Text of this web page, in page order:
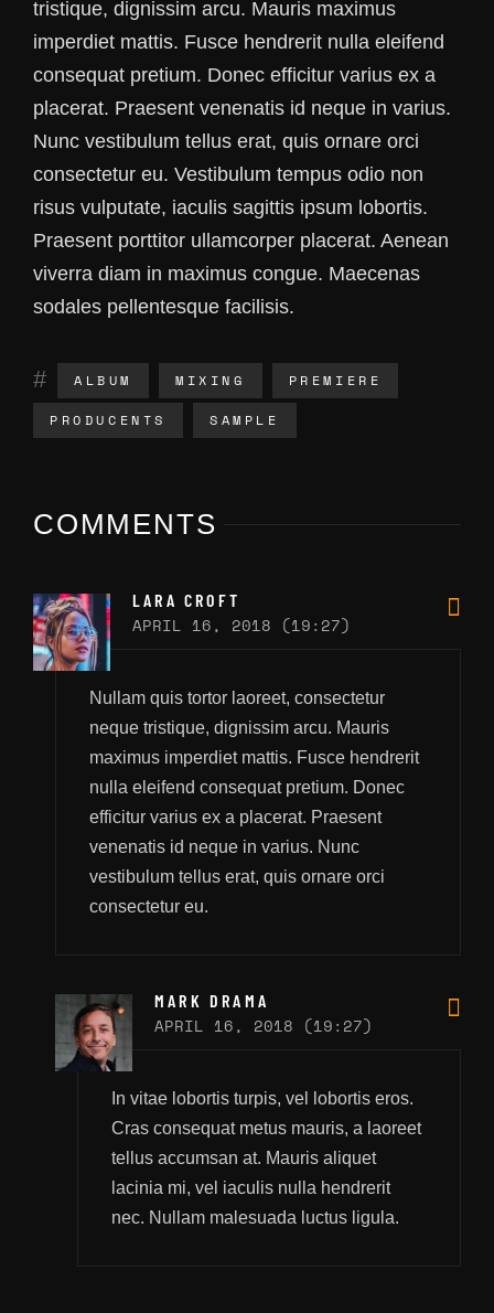
tristique, dignissim arcu. Mauris maximus
imperdiet mattis. Fusce hendrerit nulla eleifend
consequat pretium. Donec efficitur varius ex a
placerat. Praesent venenatis id neque in varius.
Nunc vestibulum tellus erat, quis ornare orci
consectetur eu. Vestibulum tempus odio non
risus vulputate, iaculis sagittis ipsum lobortis.
Praesent porttitor ullamcorper placerat. Aenean
viverra diam in maximus congue. Maecenas
sodales pellentesque facilisis.
ALBUM MIXING PREMIERE
PRODUCENTS SAMPLE
COMMENTS
LARA CROFT
APRIL 16, 2018 (19:27)
Nullam quis tortor laoreet, consectetur
neque tristique, dignissim arcu. Mauris
maximus imperdiet mattis. Fusce hendrerit
nulla eleifend consequat pretium. Donec
efficitur varius ex a placerat. Praesent
venenatis id neque in varius. Nunc
vestibulum tellus erat, quis ornare orci
consectetur eu.
MARK DRAMA
APRIL 16, 2018 (19:27)
In vitae lobortis turpis, vel lobortis eros.
Cras consequat metus mauris, a laoreet
tellus accumsan at. Mauris aliquet
lacinia mi, vel iaculis nulla hendrerit
nec. Nullam malesuada luctus ligula.